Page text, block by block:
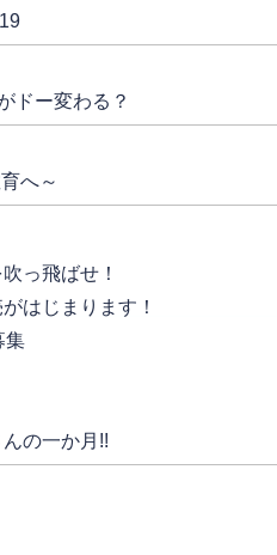
ドー変わる？
へ～
っ飛ばせ！
はじまります！
集
の一か月!!